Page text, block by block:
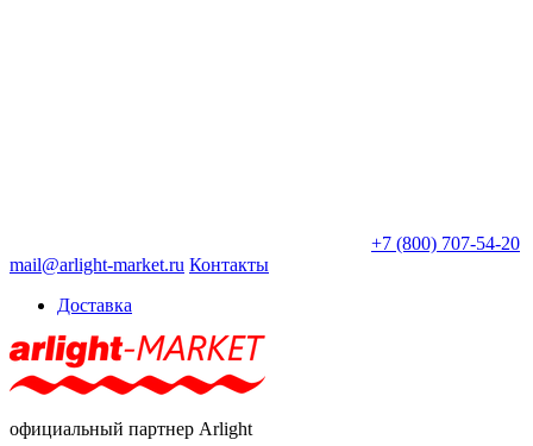
+7 (800) 707-54-20
mail@arlight-market.ru Контакты
Доставка
официальный партнер Arlight